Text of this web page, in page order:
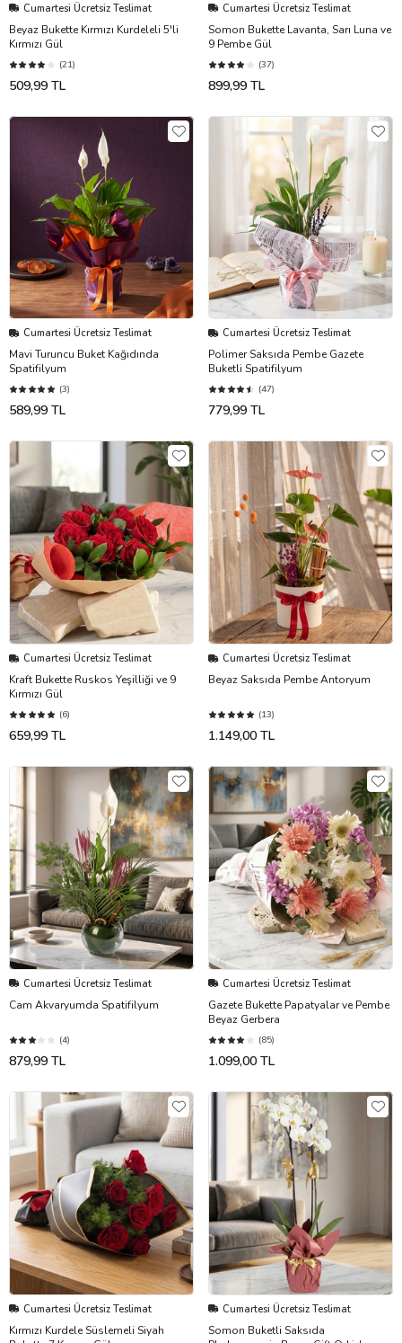
Cumartesi Ücretsiz Teslimat
Beyaz Bukette Kırmızı Kurdeleli 5'li
Kırmızı Gül
(21)
509,99 TL
Cumartesi Ücretsiz Teslimat
Somon Bukette Lavanta, Sarı Luna ve
9 Pembe Gül
(37)
899,99 TL
Cumartesi Ücretsiz Teslimat
Mavi Turuncu Buket Kağıdında
Spatifilyum
(3)
589,99 TL
Cumartesi Ücretsiz Teslimat
Polimer Saksıda Pembe Gazete
Buketli Spatifilyum
(47)
779,99 TL
Cumartesi Ücretsiz Teslimat
Kraft Bukette Ruskos Yeşilliği ve 9
Kırmızı Gül
(6)
659,99 TL
Cumartesi Ücretsiz Teslimat
Beyaz Saksıda Pembe Antoryum
(13)
1.149,00 TL
Cumartesi Ücretsiz Teslimat
Cam Akvaryumda Spatifilyum
(4)
879,99 TL
Cumartesi Ücretsiz Teslimat
Gazete Bukette Papatyalar ve Pembe
Beyaz Gerbera
(85)
1.099,00 TL
Cumartesi Ücretsiz Teslimat
Kırmızı Kurdele Süslemeli Siyah
Cumartesi Ücretsiz Teslimat
Somon Buketli Saksıda